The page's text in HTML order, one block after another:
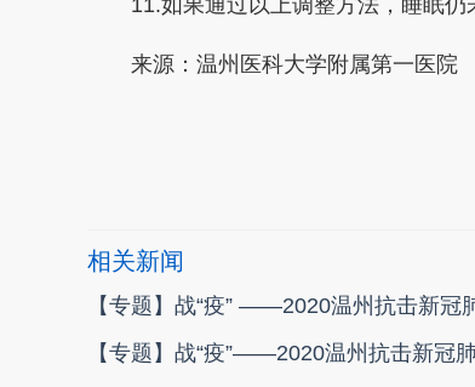
来源：温州医科大学附属第一医院
相关新闻
【专题】战“疫” ——2020温州抗击新冠
【专题】战“疫”——2020温州抗击新冠